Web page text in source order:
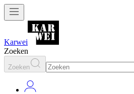
Karwei
Zoeken
Zoeken